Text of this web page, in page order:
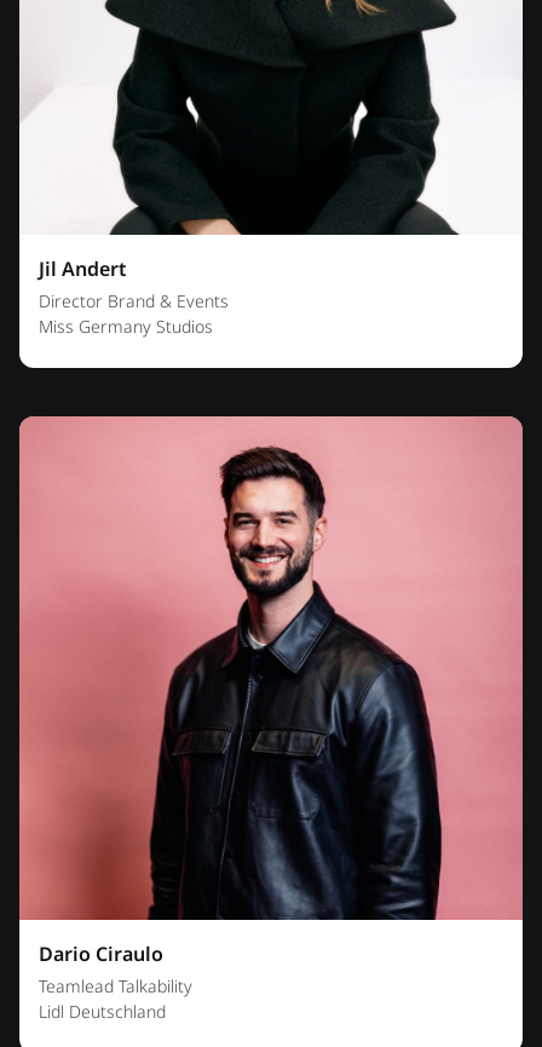
Jil Andert
Director Brand & Events
Miss Germany Studios
Dario Ciraulo
Teamlead Talkability
Lidl Deutschland